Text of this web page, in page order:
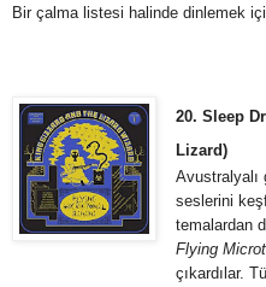
Bir çalma listesi halinde dinlemek
20. Sleep
Lizard)
Avustralyalı
seslerini
temalardan
Flying
çıkardılar.